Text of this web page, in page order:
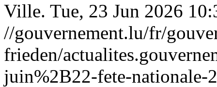
Ville. Tue, 23 Jun 2026
//gouvernement.lu/fr/
frieden/
juin%2B22-fete-nationale-